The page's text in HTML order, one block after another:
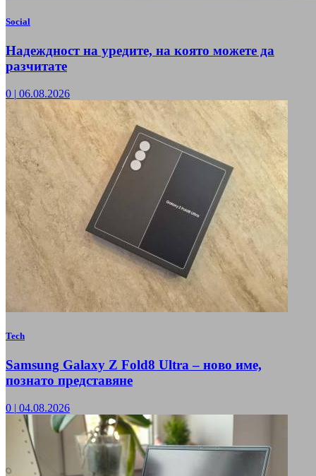
Social
Надеждност на уредите, на която можете да
разчитате
0 | 06.08.2026
Tech
Samsung Galaxy Z Fold8 Ultra – ново име,
познато представяне
0 | 04.08.2026